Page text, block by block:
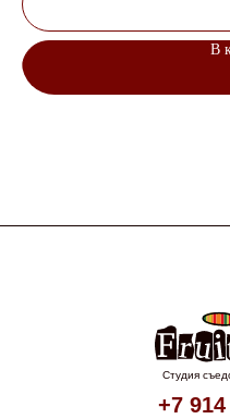
В
Студия
+7